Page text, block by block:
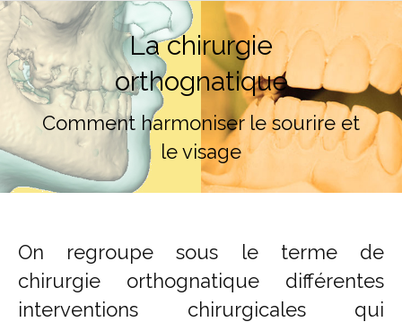
La chirurgie
orthognatique
Comment harmoniser le sourire et
le visage
On regroupe sous le terme de
chirurgie orthognatique différentes
interventions chirurgicales qui